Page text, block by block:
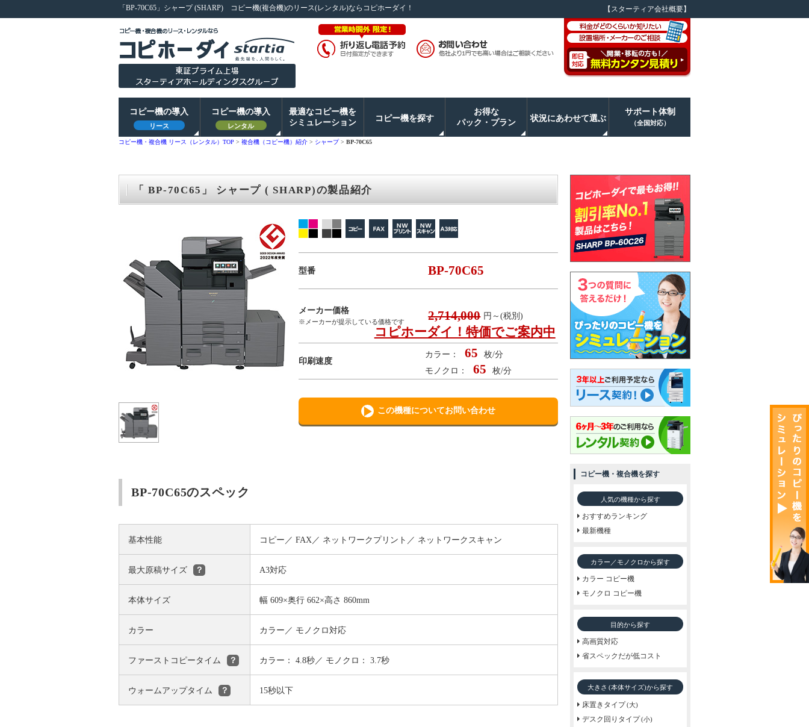
「BP-70C65」シャープ (SHARP) コピー機(複合機)のリース(レンタル)ならコピホーダイ！ 【スターティア会社概要】
コピー機の導入
リース
コピー機の導入
レンタル
最適なコピー機を
シミュレーション
コピー機を探す
お得な
パック・プラン
状況にあわせて選ぶ
サポート体制
（全国対応）
コピー機・複合機 リース（レンタル）TOP > 複合機（コピー機）紹介 > シャープ> BP-70C65
「 BP-70C65」 シャープ ( SHARP)の製品紹介
型番 BP-70C65
メーカー価格
※メーカーが提示している価格です 2,714,000 円～(税別)
コピホーダイ！特価でご案内中
印刷速度
カラー： 65
枚/分
モノクロ：
65 枚/分
この機種についてお問い合わせ
BP-70C65のスペック
基本性能 コピー FAX ネットワークプリント ネットワークスキャン
最大原稿サイズ ？ A3対応
本体サイズ 幅 609×奥行 662×高さ 860mm
カラー カラー／ モノクロ対応
ファーストコピータイム ？ カラー： 4.8秒／ モノクロ： 3.7秒
ウォームアップタイム ？ 15秒以下
コピー機・複合機を探す
人気の機種から探す
おすすめランキング
最新機種
カラー／モノクロから探す
カラー コピー機
モノクロ コピー機
目的から探す
高画質対応
省スペックだが低コスト
大きさ (本体サイズ)から探す
床置きタイプ (大)
デスク回りタイプ (小)